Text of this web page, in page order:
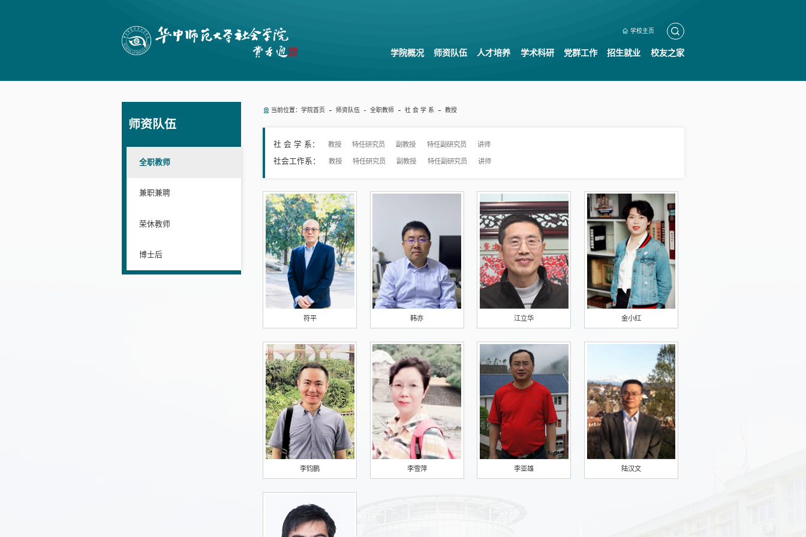
学校主页
学院概况 师资队伍 人才培养 学术科研 党群工作 招生就业 校友之家
师资队伍
全职教师
兼职兼聘
荣休教师
博士后
当前位置： 学院首页 师资队伍 全职教师 社 会 学 系 教授
社 会 学 系： 教授 特任研究员 副教授 特任副研究员 讲师
社会工作系： 教授 特任研究员 副教授 特任副研究员 讲师
符平 韩亦 江立华 金小红
李钧鹏 李雪萍 李亚雄 陆汉文